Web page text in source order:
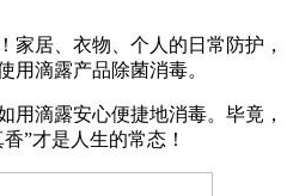
家居、衣物、个人的日常防护，
用滴露产品除菌消毒。
用滴露安心便捷地消毒。毕竟，
”才是人生的常态！